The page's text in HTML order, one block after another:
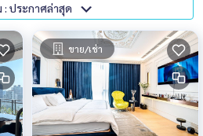
เรียงตาม : ประกาศล่าสุด
ขาย/เช่า